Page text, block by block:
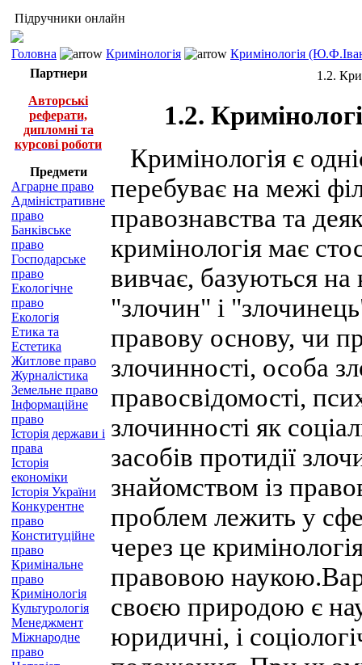
Підручники онлайн
Головна Кримінологія
Кримінологія
Партнери
Авторські
реферати,
дипломні та
курсові роботи
Предмети
Аграрне право
Адміністративне
право
Банківське
право
Господарське
право
Екологічне
право
Екологія
Етика та
Естетика
Житлове право
Журналістика
Земельне право
Інформаційне
право
Історія держави і
права
Історія
економіки
Історія України
Конкурентне
право
Конституційне
право
Кримінальне
право
Кримінологія
Культурологія
Менеджмент
Міжнародне
право
1.2.
1.2.
Кримінологія є
перебуває на межі
правознавства та
кримінологія має
вивчає, базуються
"злочин" і
правову основу, чи
злочинності, особа
правосвідомості,
злочинності як
засобів протидії
знайомством із
проблем лежить у
через це
правовою
своєю природою є
юридичні, і